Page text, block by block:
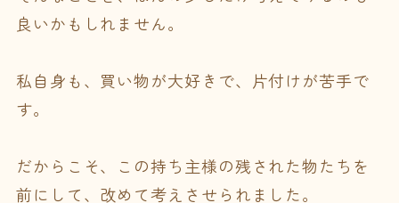
良いかもしれません。
私自身も、買い物が大好きで、片付けが苦手で
す。
だからこそ、この持ち主様の残された物たちを
前にして、改めて考えさせられました。